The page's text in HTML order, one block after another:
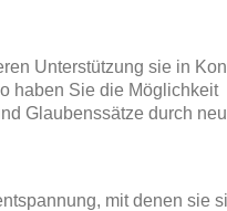
Unterstützung sie in
haben Sie die Möglichkeit
Glaubenssätze durch
mit denen sie